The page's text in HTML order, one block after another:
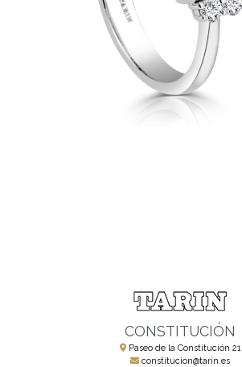
CONSTITUCIÓN
Paseo de la Constitución 21
constitucion@tarin.es